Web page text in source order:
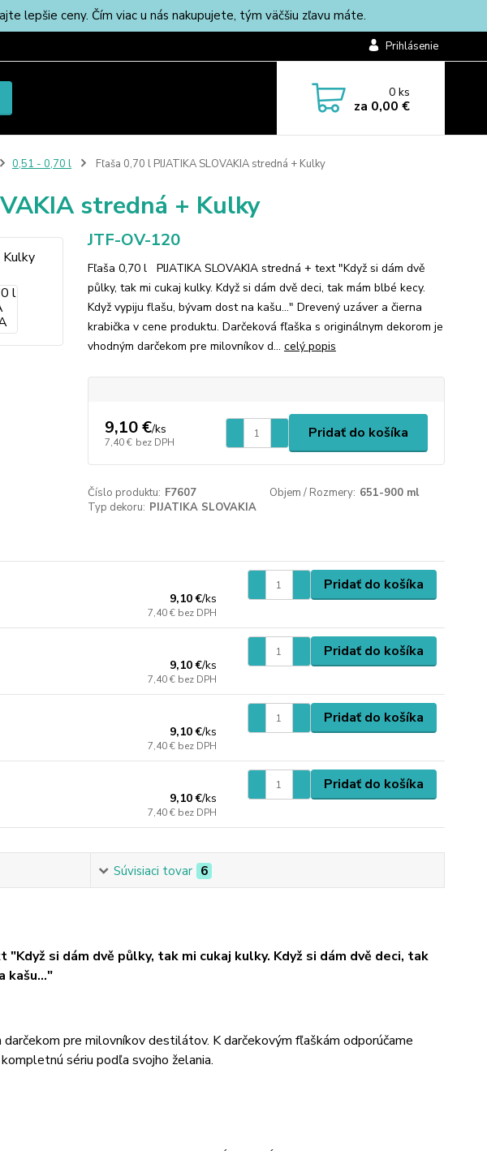
lepšie ceny. Čím viac u nás nakupujete, tým väčšiu zľavu máte.
Prihlásenie
0ks
za 0,00 €
0,51 - 0,70 l Fľaša 0,70 l PIJATIKA SLOVAKIA stredná + Kulky
stredná + Kulky
JTF-OV-120
Fľaša 0,70 l PIJATIKA SLOVAKIA stredná + text "Když si dám dvě
půlky, tak mi cukaj kulky. Když si dám dvě deci, tak mám blbé kecy.
Když vypiju flašu, bývam dost na kašu..." Drevený uzáver a čierna
krabička v cene produktu. Darčeková fľaška s originálnym dekorom je
vhodným darčekom pre milovníkov d... celý popis
9,10 €/ks
7,40 € bez DPH
Pridať do košíka
Číslo produktu: F7607 Objem / Rozmery: 651-900 ml
Typ dekoru: PIJATIKA SLOVAKIA
9,10 €/ks
7,40 € bez DPH
Pridať do košíka
9,10 €/ks
7,40 € bez DPH
Pridať do košíka
9,10 €/ks
7,40 € bez DPH
Pridať do košíka
9,10 €/ks
7,40 € bez DPH
Pridať do košíka
Súvisiaci tovar 6
"Když si dám dvě půlky, tak mi cukaj kulky. Když si dám dvě deci, tak
kašu..."
pre milovníkov destilátov. K darčekovým fľaškám odporúčame
sériu podľa svojho želania.